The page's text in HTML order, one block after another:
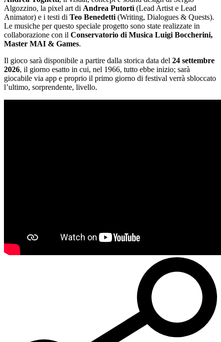
Algozzino, la pixel art di Andrea Putortì (Lead Artist e Lead
Animator) e i testi di Teo Benedetti (Writing, Dialogues & Quests).
Le musiche per questo speciale progetto sono state realizzate in
collaborazione con il Conservatorio di Musica Luigi Boccherini,
Master MAI & Games.
Il gioco sarà disponibile a partire dalla storica data del 24 settembre
2026, il giorno esatto in cui, nel 1966, tutto ebbe inizio; sarà
giocabile via app e proprio il primo giorno di festival verrà sbloccato
l’ultimo, sorprendente, livello.